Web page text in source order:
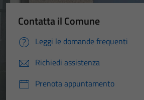
Contatta il Comune
Leggi le domande frequenti
Richiedi assistenza
Prenota appuntamento